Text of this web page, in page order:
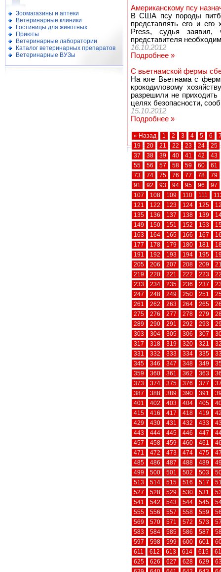
Зоомагазины и аптеки
Ветеринарные клиники
Гостиницы для животных
Приюты
Ветеринарные лаборатории
Каталог ветеринарных препаратов
Ветеринарные ВУЗы
Американскому псу
В США псу породы
представлять его и
Press, судья заявил,
представителя
16.10.2012
Подробнее »
С вьетнамской фермы
На юге Вьетнама с
крокодиловому
разрешили не
целях безопасности,
15.10.2012
Подробнее »
« Назад 1 2 3 4 5 6
19
20 21 22 23 24
25
37
38 39 40 41 42
43
55
56 57 58 59 60
61
73
74 75 76 77 78
79
91
92 93 94 95 96
97
107
108 109 110 111
121
122 123 124 125
135
136 137 138 139
149
150 151 152 153
163
164 165 166 167
177
178 179 180 181
191
192 193 194 195
205
206 207 208 209
219
220 221 222 223
233
234 235 236 237
247
248 249 250 251
261
262 263 264 265
275
276 277 278 279
289
290 291 292 293
303
304 305 306 307
317
318 319 320 321
331
332 333 334 335
345
346 347 348 349
359
360 361 362 363
373
374 375 376 377
387
388 389 390 391
401
402 403 404 405
415
416 417 418 419
429
430 431 432 433
443
444 445 446 447
457
458 459 460 461
471
472 473 474 475
485
486 487 488 489
499
500 501 502 503
513
514 515 516 517
527
528 529 530 531
541
542 543 544 545
555
556 557 558 559
569
570 571 572 573
583
584 585 586 587
597
598 599 600 601
611
612 613 614 615
625
626 627 628 629